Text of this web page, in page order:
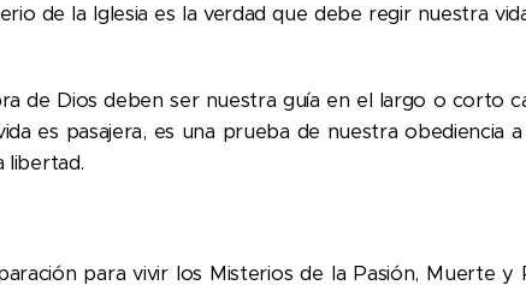
de la Iglesia es la verdad que debe regir nuestra
de Dios deben ser nuestra guía en el largo o corto
es pasajera, es una prueba de nuestra obediencia
libertad.
para vivir los Misterios de la Pasión, Muerte y